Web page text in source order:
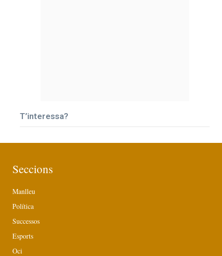
T’interessa?
Seccions
Manlleu
Política
Successos
Esports
Oci